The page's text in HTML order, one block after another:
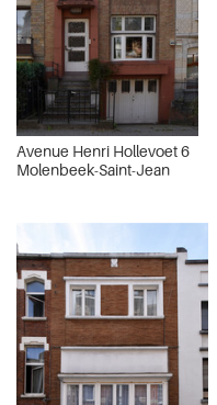
Avenue Henri Hollevoet 6
Molenbeek-Saint-Jean